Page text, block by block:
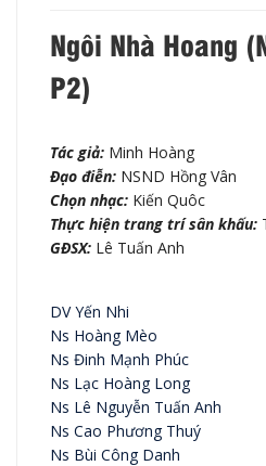
Ngôi Nhà Hoang
P2)
Tác giả: Minh Hoàng
Đạo điễn: NSND Hồng Vân
Chọn nhạc: Kiến Quôc
Thực hiện trang trí sân khấu:
GĐSX: Lê Tuấn Anh
DV Yến Nhi
Ns Hoàng Mèo
Ns Đinh Mạnh Phúc
Ns Lạc Hoàng Long
Ns Lê Nguyễn Tuấn Anh
Ns Cao Phương Thuý
Ns Bùi Công Danh